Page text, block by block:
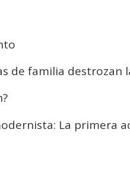
de familia destrozan
La primera